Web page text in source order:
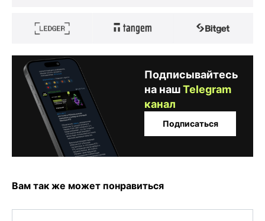
Подписывайтесь
на нашTelegram
канал
Подписаться
Вам так же может понравиться